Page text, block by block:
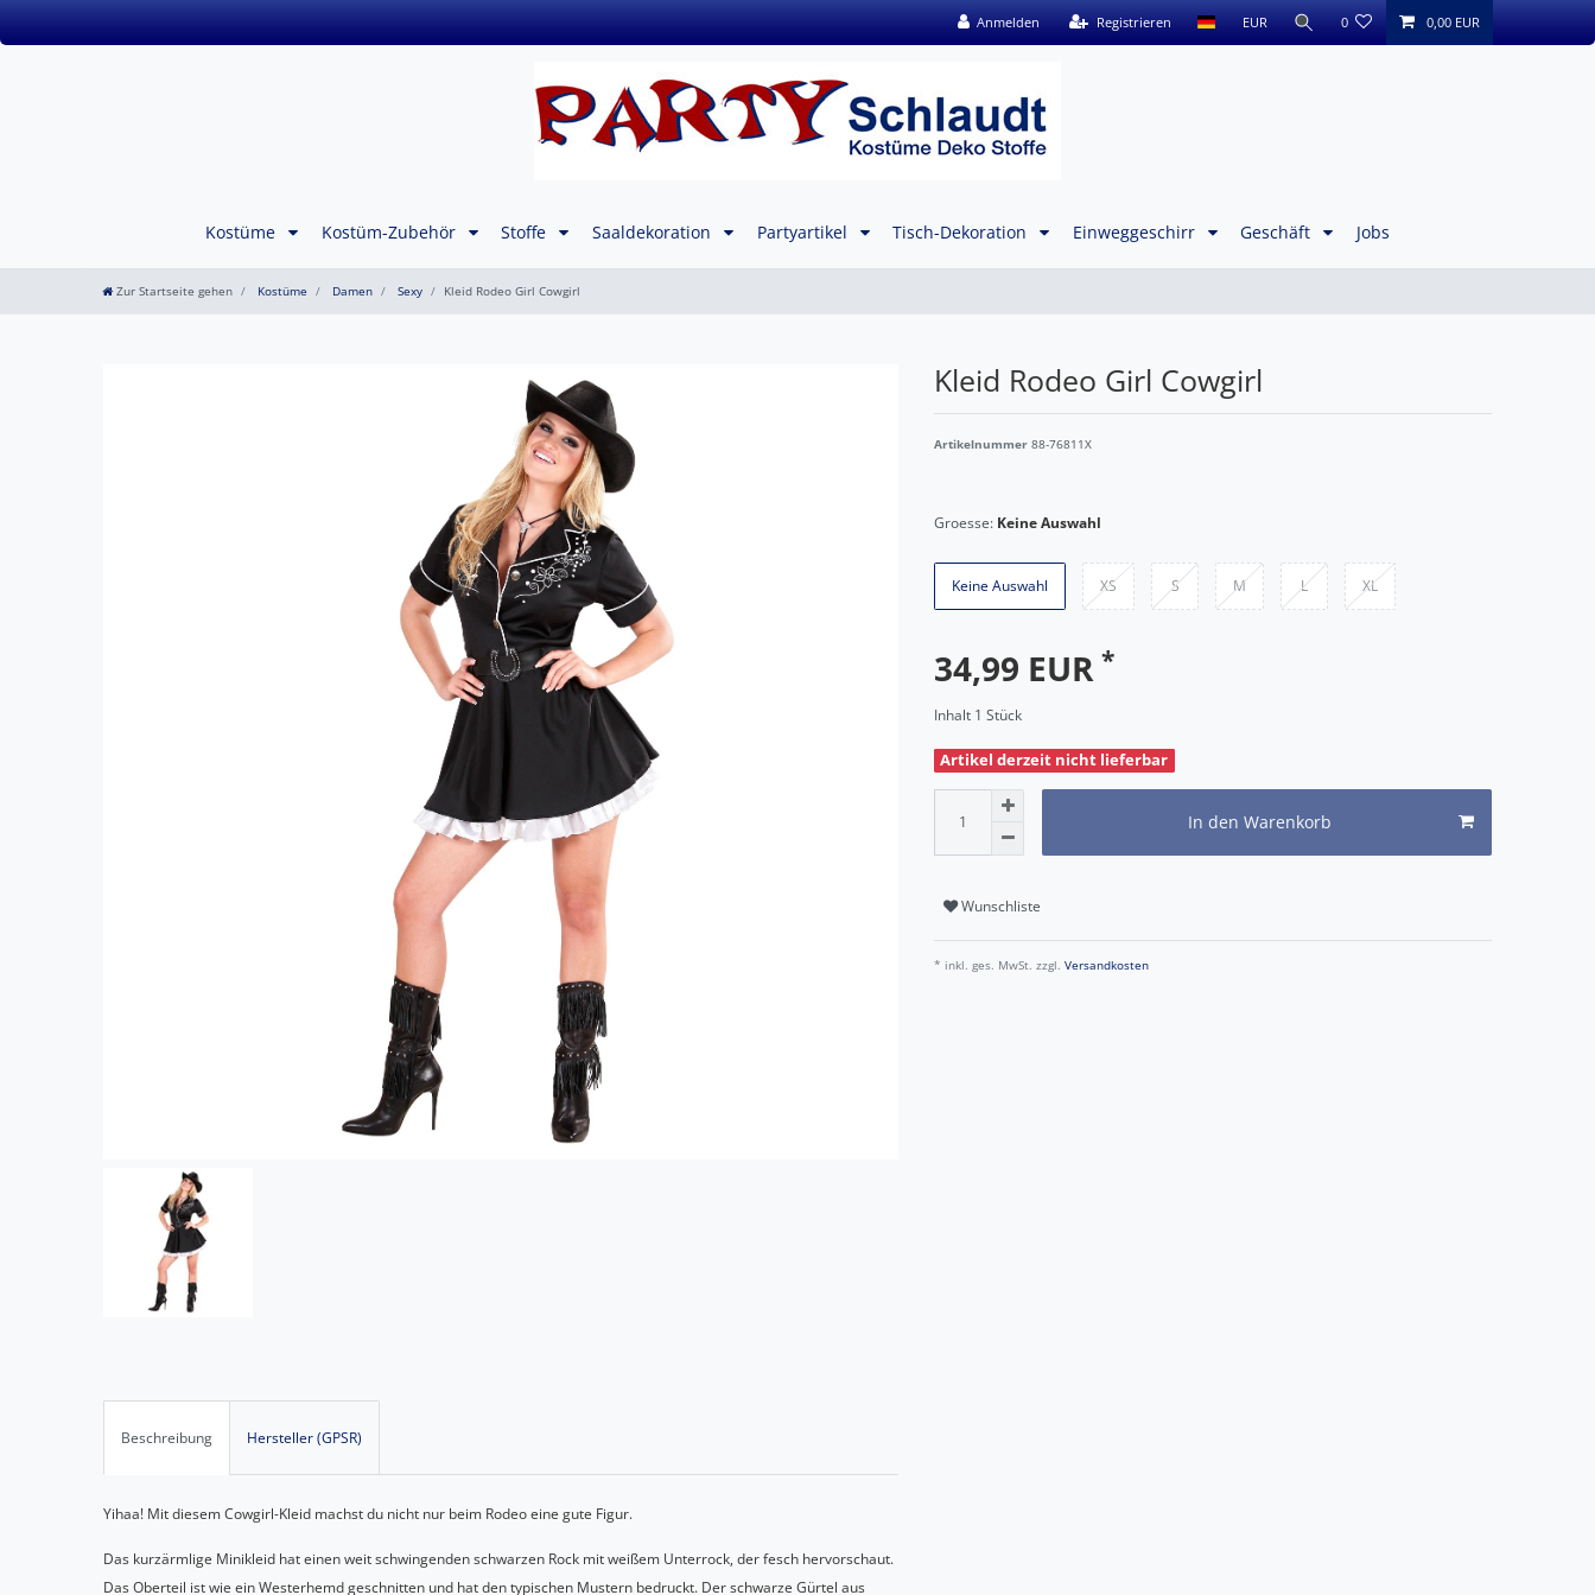
Anmelden Registrieren EUR 0 0,00 EUR
Kostüme Kostüm-Zubehör Stoffe Saaldekoration Partyartikel Tisch-Dekoration Einweggeschirr Geschäft Jobs
Zur Startseite gehen Kostüme Damen Sexy Kleid Rodeo Girl Cowgirl
Kleid Rodeo Girl Cowgirl
Artikelnummer 88-76811X
Groesse: Keine Auswahl
Keine Auswahl XS S M L XL
34,99 EUR *
Inhalt 1 Stück
Artikel derzeit nicht lieferbar
In den Warenkorb
Wunschliste
* inkl. ges. MwSt. zzgl. Versandkosten
Beschreibung Hersteller (GPSR)
Yihaa! Mit diesem Cowgirl-Kleid machst du nicht nur beim Rodeo eine gute Figur.
Das kurzärmlige Minikleid hat einen weit schwingenden schwarzen Rock mit weißem Unterrock, der fesch hervorschaut.
Das Oberteil ist wie ein Westerhemd geschnitten und hat den typischen Mustern bedruckt. Der schwarze Gürtel aus